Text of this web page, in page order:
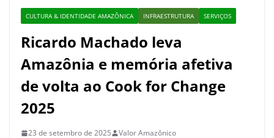
CULTURA & IDENTIDADE AMAZÔNICA INFRAESTRUTURA SERVIÇOS
Ricardo Machado leva
Amazônia e memória afetiva
de volta ao Cook for Change
2025
23 de setembro de 2025 Valor Amazônico